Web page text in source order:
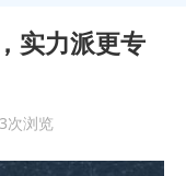
实力派更专
次浏览